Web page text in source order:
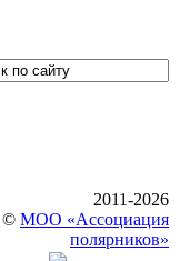
2011-2026
© МОО «Ассоциация
полярников»